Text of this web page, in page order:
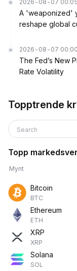
2026-08-07 00:05
A 'weaponized'
reshape global
2026-08-07 00:00
The Fed’s New
Rate Volatility
Topptrende
Search
Topp
Mynt
Bitcoin
BTC
Ethereum
ETH
XRP
XRP
Solana
SOL